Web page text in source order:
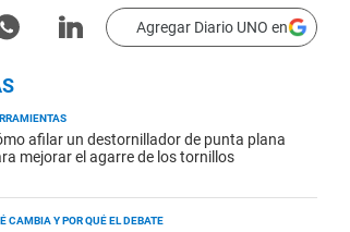
Agregar Diario UNO en
afilar un destornillador de punta plana
mejorar el agarre de los tornillos
CAMBIA Y POR QUÉ EL DEBATE